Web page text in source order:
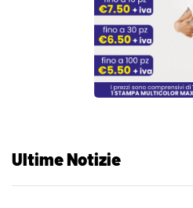
Ultime Notizie